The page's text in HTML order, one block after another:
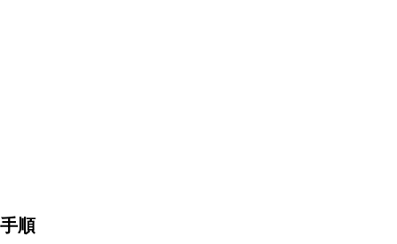
手順